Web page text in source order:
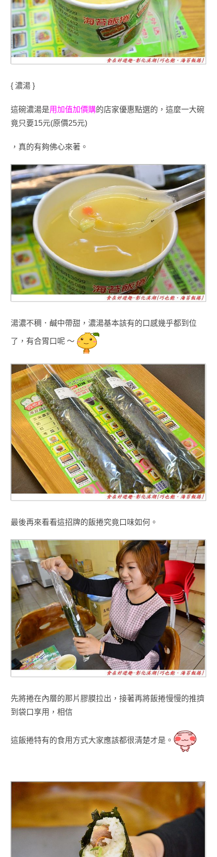
{ 濃湯 }
這碗濃湯是用加值加價購的店家優惠點選的 ，這麼一大碗
竟只要15元(原價25元)
， 真的有夠佛心來著 。
湯濃不稠．鹹中帶甜，濃湯基本該有的口感幾乎都到位
了 ，有合胃口呢 ～
最後再來看看這招牌的飯捲究竟口味如何。
先將捲在內層的那片膠膜拉出，接著再將飯捲慢慢的推擠
到袋口享用 ，相信
這飯捲特有的食用方式大家應該都很清楚才是 。